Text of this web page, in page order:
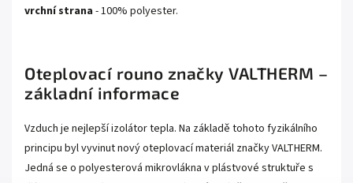
vrchní strana - 100% polyester.
Oteplovací rouno značky VALTHERM –
základní informace
Vzduch je nejlepší izolátor tepla. Na základě tohoto fyzikálního
principu byl vyvinut nový oteplovací materiál značky VALTHERM.
Jedná se o polyesterová mikrovlákna v plástvové struktuře s